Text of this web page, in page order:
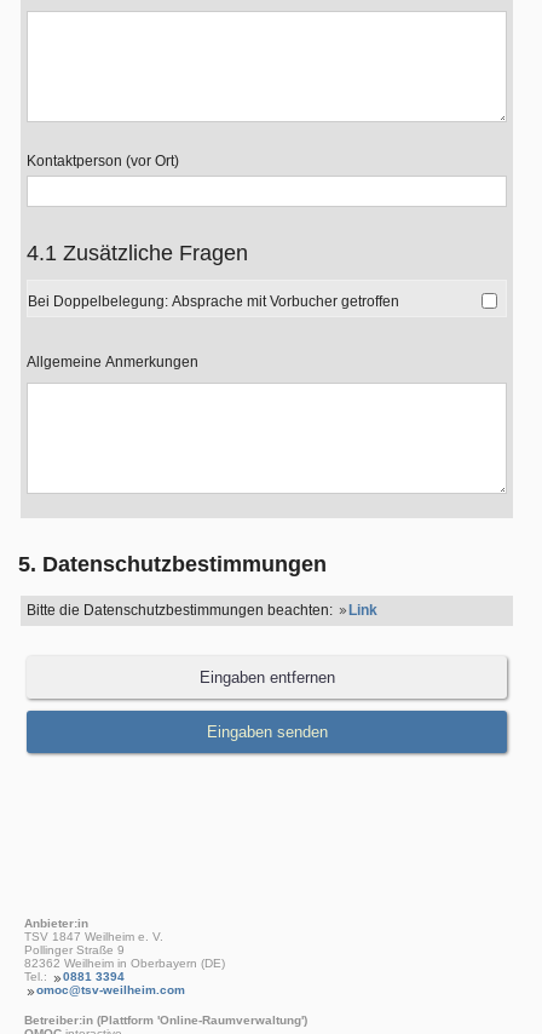
Kontaktperson (vor Ort)
4.1 Zusätzliche Fragen
Bei Doppelbelegung: Absprache mit Vorbucher getroffen
Allgemeine Anmerkungen
5. Datenschutzbestimmungen
Bitte die Datenschutzbestimmungen beachten: Link
Anbieter:in
TSV 1847 Weilheim e. V.
Pollinger Straße 9
82362 Weilheim in Oberbayern (DE)
Tel.:
0881 3394
omoc@tsv-weilheim.com
Betreiber:in (Plattform 'Online-Raumverwaltung')